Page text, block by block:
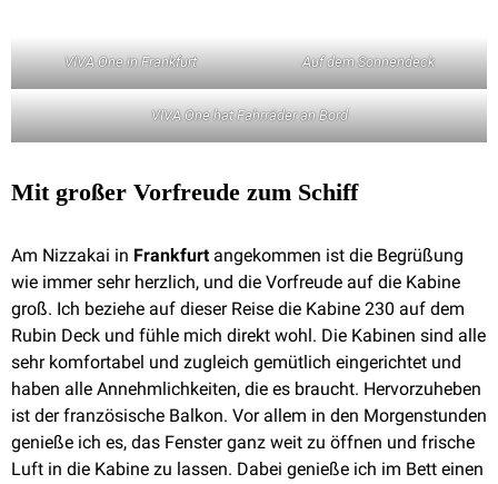
VIVA One in Frankfurt Auf dem Sonnendeck
VIVA One hat Fahrräder an Bord
Mit großer Vorfreude zum Schiff
Am Nizzakai in Frankfurt angekommen ist die Begrüßung
wie immer sehr herzlich, und die Vorfreude auf die Kabine
groß. Ich beziehe auf dieser Reise die Kabine 230 auf dem
Rubin Deck und fühle mich direkt wohl. Die Kabinen sind alle
sehr komfortabel und zugleich gemütlich eingerichtet und
haben alle Annehmlichkeiten, die es braucht. Hervorzuheben
ist der französische Balkon. Vor allem in den Morgenstunden
genieße ich es, das Fenster ganz weit zu öffnen und frische
Luft in die Kabine zu lassen. Dabei genieße ich im Bett einen